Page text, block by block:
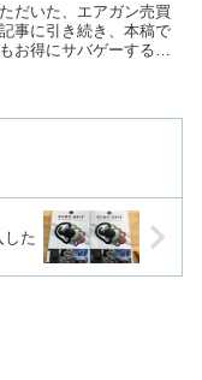
だいた、エアガン売買
事に引き続き、本稿で
お得にサバゲーするた
した